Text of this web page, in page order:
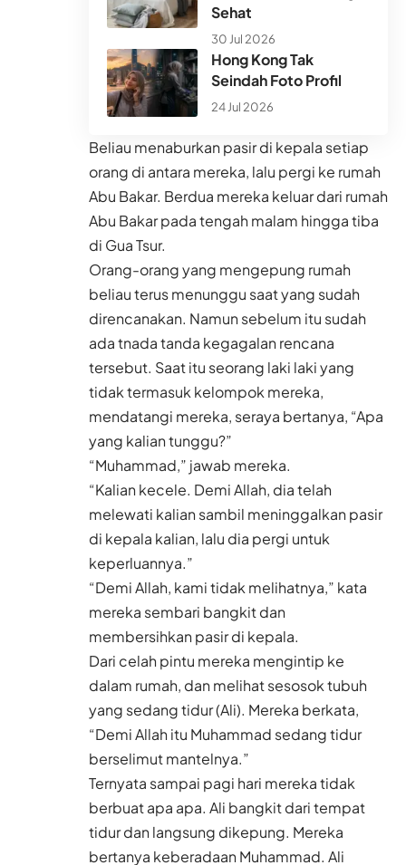
Sehat
30 Jul 2026
Hong Kong Tak
Seindah Foto Profil
24 Jul 2026
Beliau menaburkan pasir di kepala setiap
orang di antara mereka, lalu pergi ke rumah
Abu Bakar. Berdua mereka keluar dari rumah
Abu Bakar pada tengah malam hingga tiba
di Gua Tsur.
Orang-orang yang mengepung rumah
beliau terus menunggu saat yang sudah
direncanakan. Namun sebelum itu sudah
ada tnada tanda kegagalan rencana
tersebut. Saat itu seorang laki laki yang
tidak termasuk kelompok mereka,
mendatangi mereka, seraya bertanya, “Apa
yang kalian tunggu?”
“Muhammad,” jawab mereka.
“Kalian kecele. Demi Allah, dia telah
melewati kalian sambil meninggalkan pasir
di kepala kalian, lalu dia pergi untuk
keperluannya.”
“Demi Allah, kami tidak melihatnya,” kata
mereka sembari bangkit dan
membersihkan pasir di kepala.
Dari celah pintu mereka mengintip ke
dalam rumah, dan melihat sesosok tubuh
yang sedang tidur (Ali). Mereka berkata,
“Demi Allah itu Muhammad sedang tidur
berselimut mantelnya.”
Ternyata sampai pagi hari mereka tidak
berbuat apa apa. Ali bangkit dari tempat
tidur dan langsung dikepung. Mereka
bertanya keberadaan Muhammad. Ali